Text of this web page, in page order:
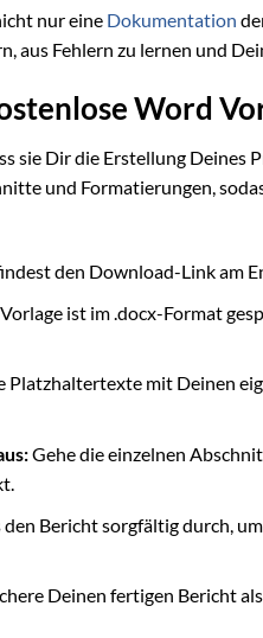
nur eine Dokumentation
aus Fehlern zu lernen und
Word
sie Dir die Erstellung
und Formatierungen,
den Download-Link am
ist im .docx-Format
Platzhaltertexte mit Deinen
Gehe die einzelnen
Bericht sorgfältig durch,
Deinen fertigen Bericht